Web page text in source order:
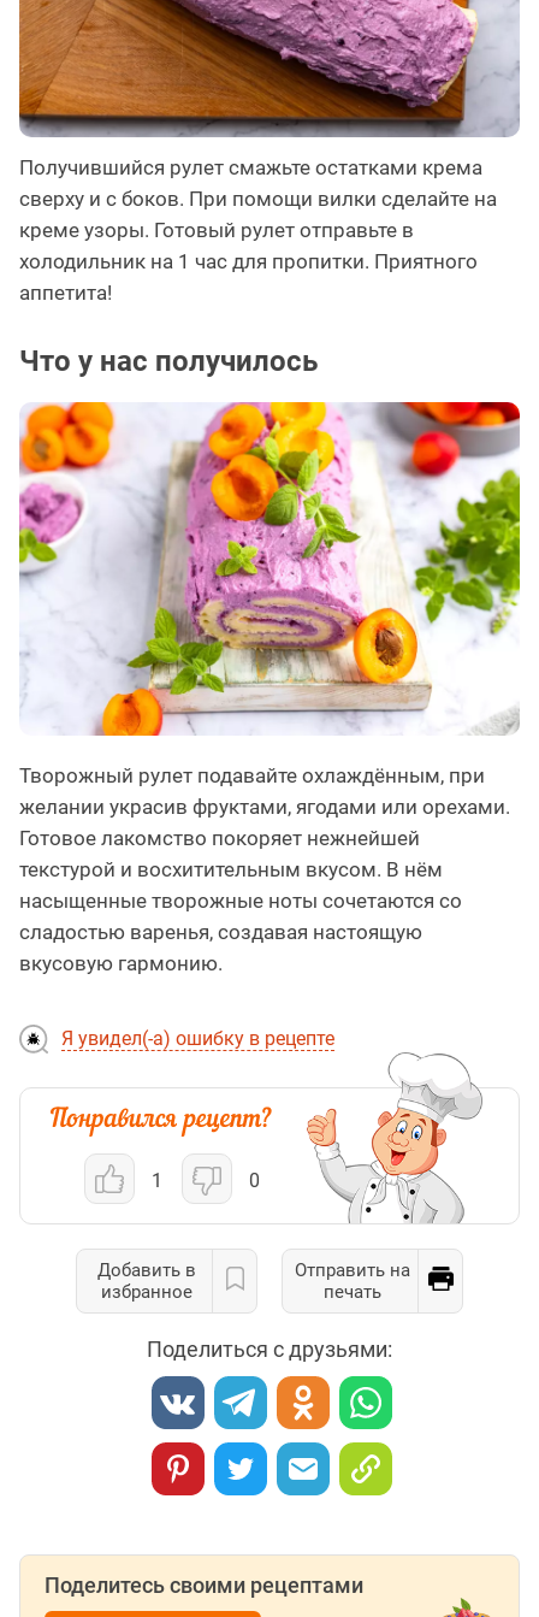
Получившийся рулет смажьте остатками крема
сверху и с боков. При помощи вилки сделайте на
креме узоры. Готовый рулет отправьте в
холодильник на 1 час для пропитки. Приятного
аппетита!
Что у нас получилось
Творожный рулет подавайте охлаждённым, при
желании украсив фруктами, ягодами или орехами.
Готовое лакомство покоряет нежнейшей
текстурой и восхитительным вкусом. В нём
насыщенные творожные ноты сочетаются со
сладостью варенья, создавая настоящую
вкусовую гармонию.
Я увидел(-а) ошибку в рецепте
1 0
Добавить в
избранное
Отправить на
печать
Поделиться с друзьями:
Поделитесь своими рецептами